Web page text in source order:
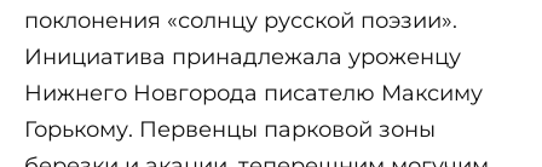
поклонения «солнцу русской поэзии».
Инициатива принадлежала уроженцу
Нижнего Новгорода писателю Максиму
Горькому. Первенцы парковой зоны